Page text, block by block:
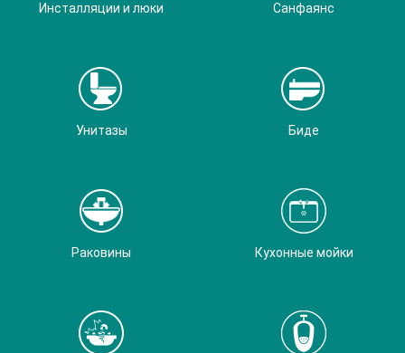
Инсталляции и люки Санфаянс
Унитазы Биде
Раковины Кухонные мойки